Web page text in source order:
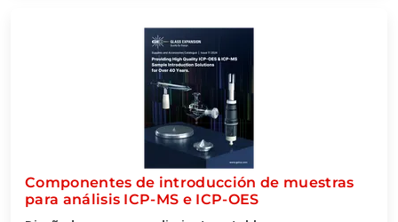
Componentes de introducción de muestras
para análisis ICP-MS e ICP-OES